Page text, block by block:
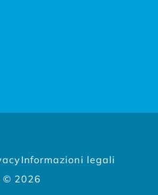
Informazioni legali
© 2026